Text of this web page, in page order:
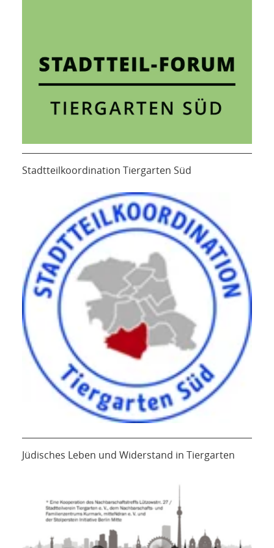
Stadtteilkoordination Tiergarten Süd
Jüdisches Leben und Widerstand in Tiergarten